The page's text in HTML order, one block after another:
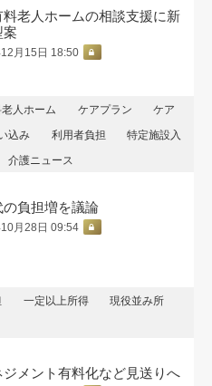
料老人ホームの相談支援に新
案
月15日 18:50
人ホーム ケアプラン
ケア
込み 利用者負担
特定施設入
介護ニュース
の負担増を議論
月28日 09:54
一定以上所得
現役並み所
ジメント有料化など見送りへ